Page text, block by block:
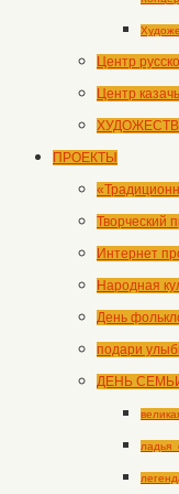
Центр
Центр
ПРОЕКТЫ
Творческий
Интернет
Народная
День
подари
ДЕНЬ